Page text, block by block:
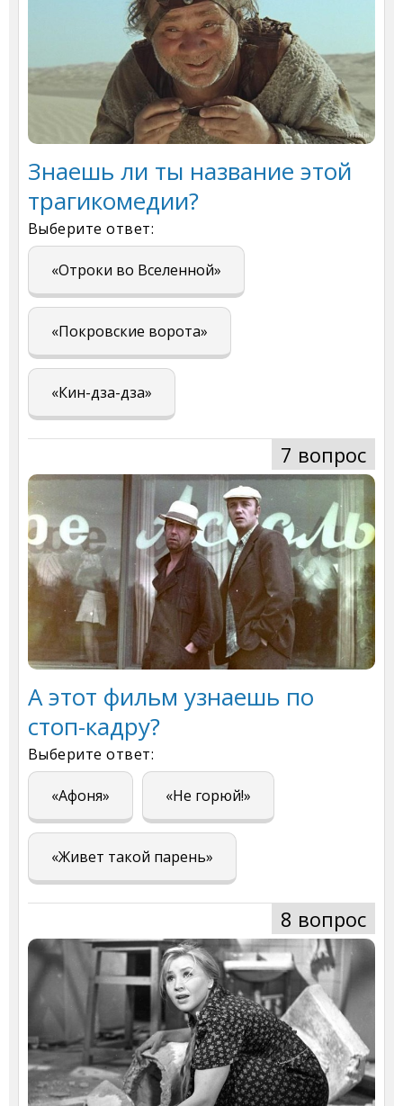
Знаешь ли ты название этой
трагикомедии?
Выберите ответ:
«Отроки во Вселенной»
«Покровские ворота»
«Кин-дза-дза»
7 вопрос
А этот фильм узнаешь по
стоп-кадру?
Выберите ответ:
«Афоня» «Не горюй!»
«Живет такой парень»
8 вопрос